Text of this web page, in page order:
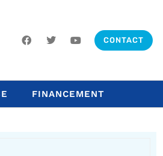
CONTACT
FINANCEMENT